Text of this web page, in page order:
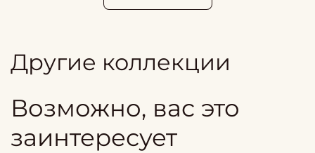
Другие коллекции
Возможно, вас это
заинтересует